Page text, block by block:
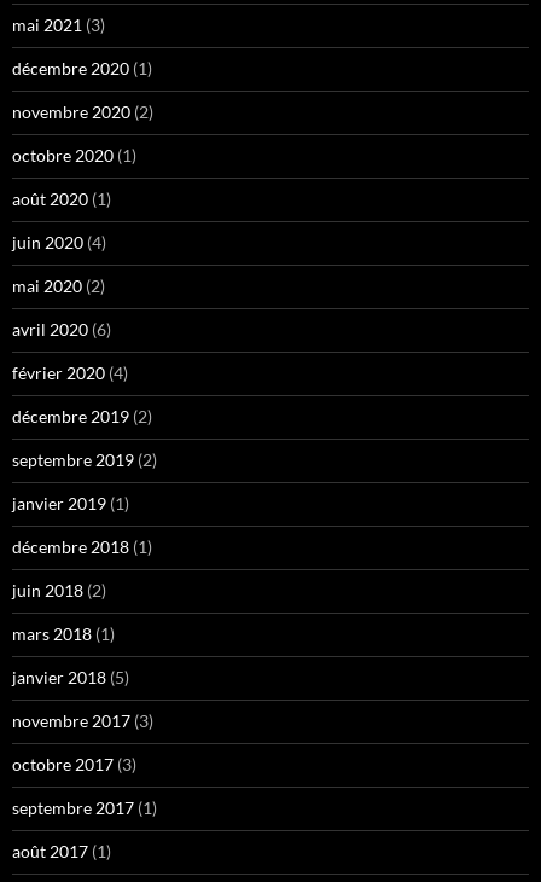
mai 2021 (3)
décembre 2020 (1)
novembre 2020 (2)
octobre 2020 (1)
août 2020 (1)
juin 2020 (4)
mai 2020 (2)
avril 2020 (6)
février 2020 (4)
décembre 2019 (2)
septembre 2019 (2)
janvier 2019 (1)
décembre 2018 (1)
juin 2018 (2)
mars 2018 (1)
janvier 2018 (5)
novembre 2017 (3)
octobre 2017 (3)
septembre 2017 (1)
août 2017 (1)